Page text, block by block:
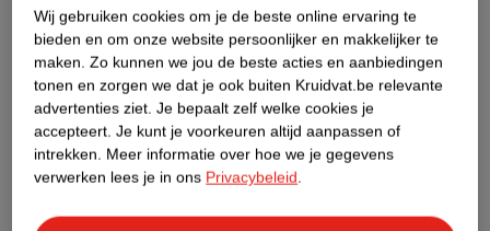
Etiketinformatie
Nature Impact Score
Dit product heeft (nog) geen Nature
Impact Score.
Meer informatie
Wij gebruiken cookies om je de beste online ervaring te
bieden en om onze website persoonlijker en makkelijker te
maken. Zo kunnen we jou de beste acties en aanbiedingen
tonen en zorgen we dat je ook buiten Kruidvat.be relevante
advertenties ziet. Je bepaalt zelf welke cookies je
accepteert. Je kunt je voorkeuren altijd aanpassen of
intrekken. Meer informatie over hoe we je gegevens
verwerken lees je in ons Privacybeleid.